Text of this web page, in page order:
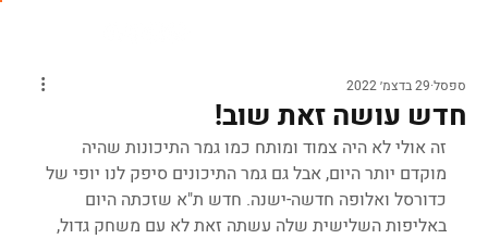
חדש עושה זאת שוב!
ספסל 29 בדצמ׳ 2022
זה אולי לא היה צמוד ומותח כמו גמר התיכונות שהיה
מוקדם יותר היום, אבל גם גמר התיכונים סיפק לנו יופי של
כדורסל ואלופה חדשה-ישנה. חדש ת"א שזכתה היום
באליפות השלישית שלה עשתה זאת לא עם משחק גדול,